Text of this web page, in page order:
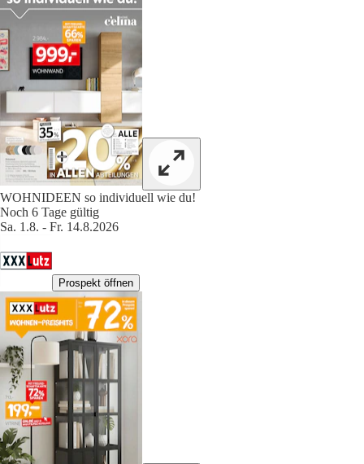
WOHNIDEEN so individuell wie du!
Noch 6 Tage gültig
Sa. 1.8. - Fr. 14.8.2026
Prospekt öffnen